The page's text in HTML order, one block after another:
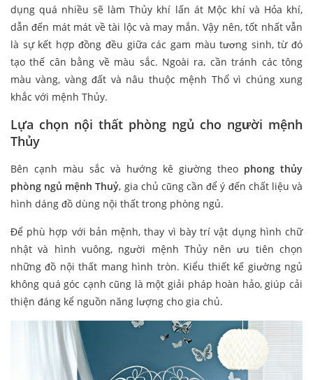
dụng quá nhiều sẽ làm Thủy khí lấn át Mộc khí và Hỏa khí,
dẫn đến mát mát về tài lộc và may mắn. Vậy nên, tốt nhất vẫn
là sự kết hợp đồng đều giữa các gam màu tương sinh, từ đó
tạo thế cân bằng về màu sắc. Ngoài ra, cần tránh các tông
màu vàng, vàng đất và nâu thuộc mệnh Thổ vì chúng xung
khắc với mệnh Thủy.
Lựa chọn nội thất phòng ngủ cho người mệnh
Thủy
Bên cạnh màu sắc và hướng kê giường theo phong thủy
phòng ngủ mệnh Thuỷ, gia chủ cũng cần để ý đến chất liệu và
hình dáng đồ dùng nội thất trong phòng ngủ.
Để phù hợp với bản mệnh, thay vì bày trí vật dụng hình chữ
nhật và hình vuông, người mệnh Thủy nên ưu tiên chọn
những đồ nội thất mang hình tròn. Kiểu thiết kế giường ngủ
không quá góc cạnh cũng là một giải pháp hoàn hảo, giúp cải
thiện đáng kể nguồn năng lượng cho gia chủ.